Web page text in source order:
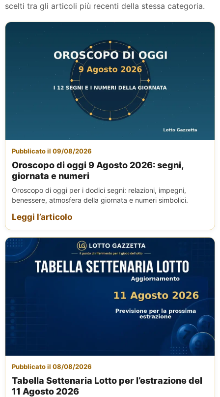
scelti tra gli articoli più recenti della stessa categoria.
Pubblicato il 09/08/2026
Oroscopo di oggi 9 Agosto 2026: segni,
giornata e numeri
Oroscopo di oggi per i dodici segni: relazioni, impegni,
benessere, atmosfera della giornata e numeri simbolici.
Leggi l’articolo
Pubblicato il 08/08/2026
Tabella Settenaria Lotto per l’estrazione del
11 Agosto 2026